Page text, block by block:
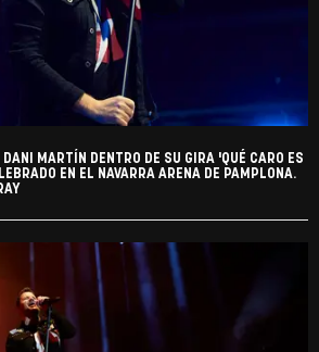
DANI MARTÍN DENTRO DE SU GIRA 'QUÉ CARO ES
EN EL NAVARRA ARENA DE PAMPLONA.